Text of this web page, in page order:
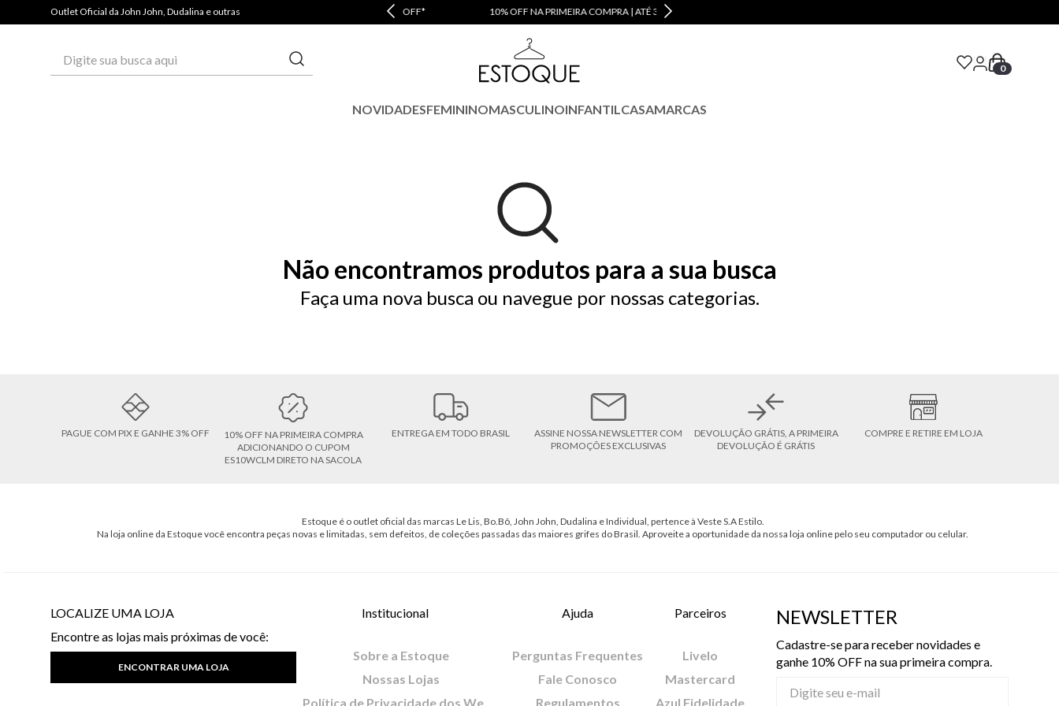
Outlet Oficial da John John, Dudalina e outrasPAGUE COM PIX E GANHE 3% OFF* 10% OFF NA PRIMEIRA COMPRA | ATÉ 3X SEM JUROS
0
NOVIDADESFEMININOMASCULINOINFANTILCASAMARCAS
Não encontramos produtos para a sua busca
Faça uma nova busca ou navegue por nossas categorias.
PAGUE COM PIX E GANHE 3% OFF
10% OFF NA PRIMEIRA COMPRA
ADICIONANDO O CUPOM
ES10WCLM DIRETO NA SACOLA
ENTREGA EM TODO BRASIL
ASSINE NOSSA NEWSLETTER COM
PROMOÇÕES EXCLUSIVAS
DEVOLUÇÃO GRÁTIS, A PRIMEIRA
DEVOLUÇÃO É GRÁTIS
COMPRE E RETIRE EM LOJA
Estoque é o outlet oficial das marcas Le Lis, Bo.Bô, John John, Dudalina e Individual, pertence à Veste S.A Estilo.
Na loja online da Estoque você encontra peças novas e limitadas, sem defeitos, de coleções passadas das maiores grifes do Brasil. Aproveite a oportunidade da nossa loja online pelo seu computador ou celular.
LOCALIZE UMA LOJA
Encontre as lojas mais próximas de você:
ENCONTRAR UMA LOJA
Institucional
Sobre a Estoque
Nossas Lojas
Ajuda
Perguntas Frequentes
Fale Conosco
Regulamentos
Parceiros
Livelo
Mastercard
Azul Fidelidade
NEWSLETTER
Cadastre-se para receber novidades e
ganhe 10% OFF na sua primeira compra.